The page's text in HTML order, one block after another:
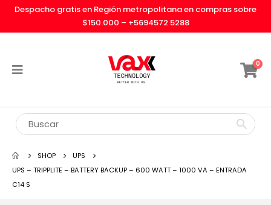
Despacho gratis en Región metropolitana en compras sobre
$150.000 – +5694572 5288
0
SHOP
UPS
UPS – TRIPPLITE – BATTERY BACKUP – 600 WATT – 1000 VA – ENTRADA
C14 S